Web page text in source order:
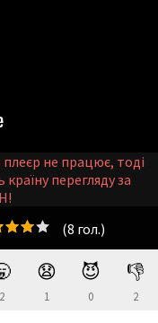
2
😧
1
😈
0
👎
2
(8 гол.)
не працює, тоді
перегляду за